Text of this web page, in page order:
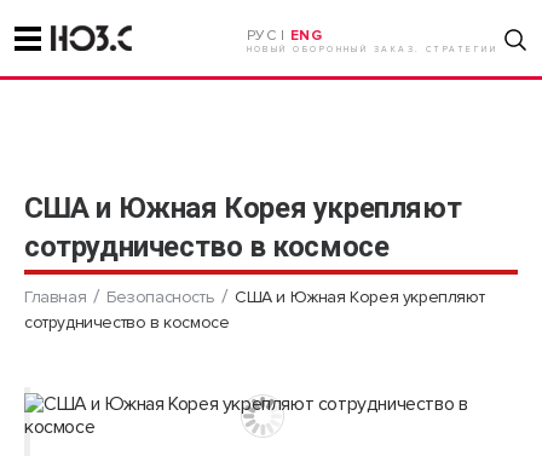
РУС | ENG
НОВЫЙ ОБОРОННЫЙ ЗАКАЗ. СТРАТЕГИИ
США и Южная Корея укрепляют
сотрудничество в космосе
Главная Безопасность
США и Южная Корея укрепляют
сотрудничество в космосе